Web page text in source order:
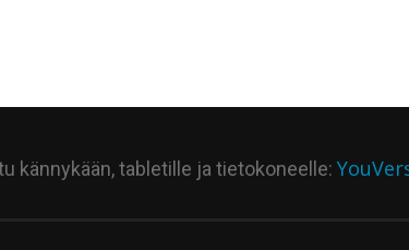
kännykään, tabletille ja tietokoneelle: